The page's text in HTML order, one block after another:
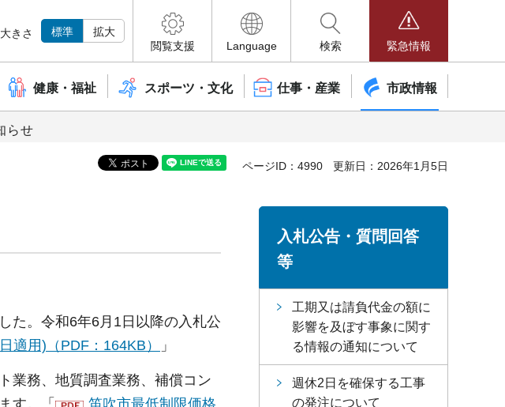
きさ 標準
拡大
閲覧支援
Language 検索 緊急情報
健康・福祉 スポーツ・文化 仕事・産業 市政情報
らせ
ページID：4990 更新日：2026年1月5日
た。令和6年6月1日以降の入札公
適用)（PDF：164KB） 」
業務、地質調査業務、補償コン
入札公告・質問回答
等
工期又は請負代金の額に
影響を及ぼす事象に関す
る情報の通知について
週休2日を確保する工事
の発注について